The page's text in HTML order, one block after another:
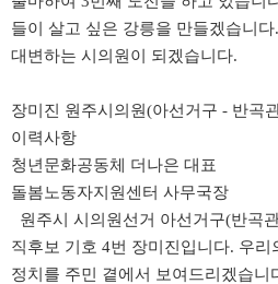
들이 살고 싶은 강릉을 만들겠습니
대변하는 시의원이 되겠습니다.
장미진 원주시의원(아선거구 - 반곡
이력사항
청년문화공동체 더나은 대표
돌봄노동자지원센터 사무국장
원주시 시의원선거 아선거구(반곡
직후보 기호 4번 장미진입니다. 우
정치를 주민 곁에서 보여드리겠습니